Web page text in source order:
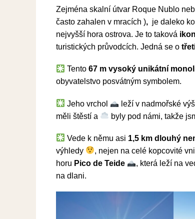
Zejména skalní útvar Roque Nublo
často zahalen v mracích ), je daleko
nejvyšší hora ostrova. Je to taková
turistických průvodcích. Jedná se o
Tento67 m vysoký unikátní
obyvatelstvo posvátným symbolem.
Jeho vrchol leží v nadmořské
měli štěstí a
byly pod námi, takže
Vede k němu asi 1,5 km dlouhý
výhledy
, nejen na celé kopcovité
horu Pico de Teide
, která leží na
na dlani.